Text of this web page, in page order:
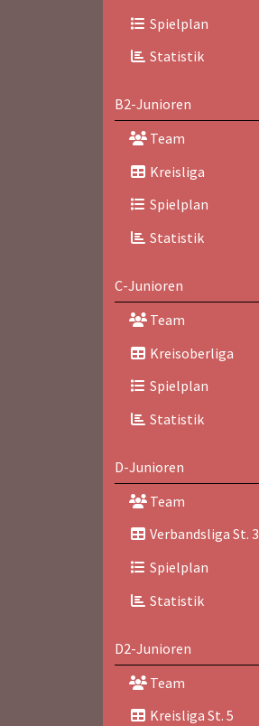
Spielplan
Statistik
B2-Junioren
Team
Kreisliga
Spielplan
Statistik
C-Junioren
Team
Kreisoberliga
Spielplan
Statistik
D-Junioren
Team
Verbandsliga St. 3
Spielplan
Statistik
D2-Junioren
Team
Kreisliga St. 5